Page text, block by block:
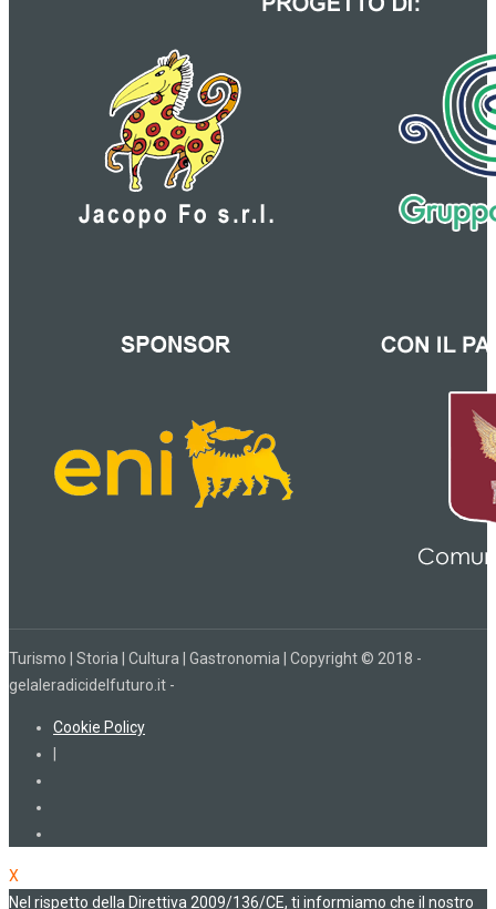
Turismo | Storia | Cultura | Gastronomia | Copyright © 2018 -
gelaleradicidelfuturo.it -
Cookie Policy
|
X
Nel rispetto della Direttiva 2009/136/CE, ti informiamo che il nostro